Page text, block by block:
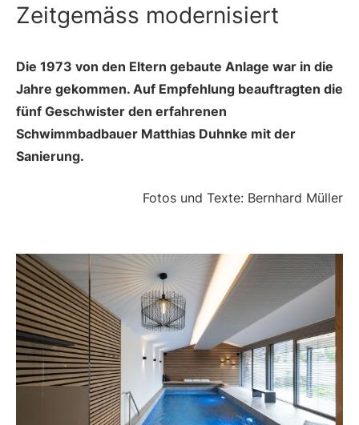
Zeitgemäss modernisiert
Die 1973 von den Eltern gebaute Anlage war in die
Jahre gekommen. Auf Empfehlung beauftragten die
fünf Geschwister den erfahrenen
Schwimmbadbauer Matthias Duhnke mit der
Sanierung.
Fotos und Texte: Bernhard Müller